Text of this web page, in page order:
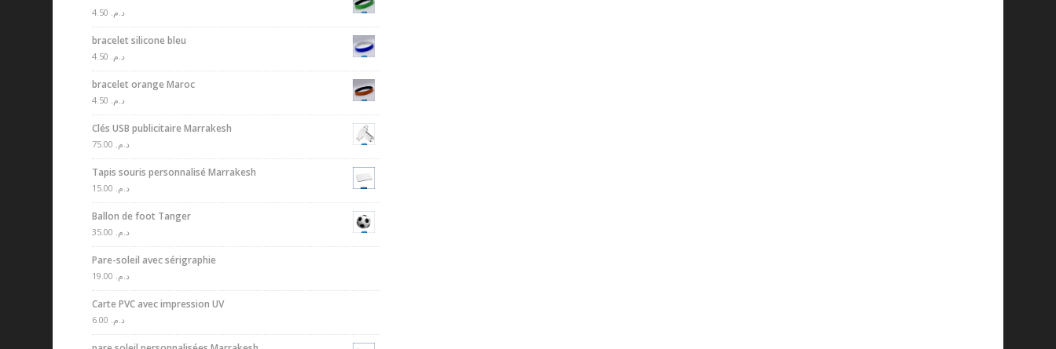
د.م.
bracelet silicone bleu
د.م.
bracelet orange Maroc
د.م.
Clés USB publicitaire Marrakesh
د.م.
Tapis souris personnalisé Marrakesh
د.م.
Ballon de foot Tanger
د.م.
Pare-soleil avec sérigraphie
د.م.
Carte PVC avec impression UV
د.م.